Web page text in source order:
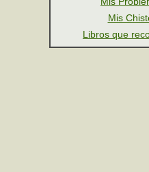
Mis
Libros que